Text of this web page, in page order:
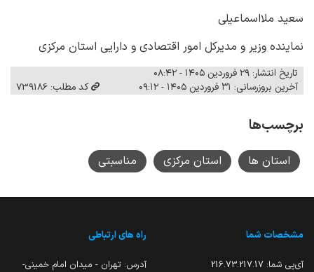
سعید ملااسماعیلی
نماینده وزیر و مدیرکل امور اقتصادی و دارایی استان مرکزی
تاریخ انتشار: ۲۹ فروردین ۱۴۰۵ - ۰۸:۴۲
آخرین بروزرسانی: ۳۱ فروردین ۱۴۰۵ - ۰۹:۱۲
کد مطلب: 739186
برچسب‌ها
استان ها استان مرکزی مناسبتی
مشخصات شما
آی‌پی شما: 216.73.217.17
راه های ارتباطی
آدرس: تهران - میدان امام خمینی-